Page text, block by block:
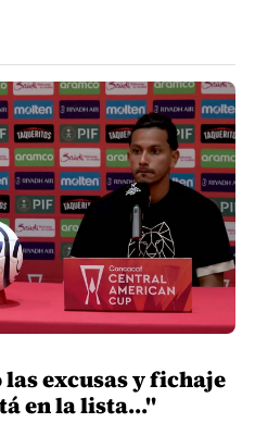
excusas y fichaje
en la lista..."